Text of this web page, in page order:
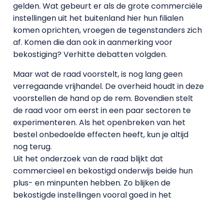
gelden. Wat gebeurt er als de grote commerciële
instellingen uit het buitenland hier hun filialen
komen oprichten, vroegen de tegenstanders zich
af. Komen die dan ook in aanmerking voor
bekostiging? Verhitte debatten volgden.
Maar wat de raad voorstelt, is nog lang geen
verregaande vrijhandel. De overheid houdt in deze
voorstellen de hand op de rem. Bovendien stelt
de raad voor om eerst in een paar sectoren te
experimenteren. Als het openbreken van het
bestel onbedoelde effecten heeft, kun je altijd
nog terug.
Uit het onderzoek van de raad blijkt dat
commercieel en bekostigd onderwijs beide hun
plus- en minpunten hebben. Zo blijken de
bekostigde instellingen vooral goed in het